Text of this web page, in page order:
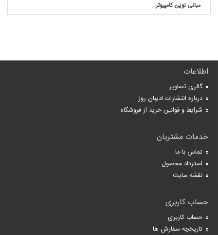
مبانی نوین کامپیوتر
اطلاعات
گالری تصاویر
درباره انتشارات ادیبان روز
شرایط و قوانین خرید از فروشگاه
خدمات مشتریان
تماس با ما
استرداد محصول
نقشه سایت
حساب کاربری
حساب کاربری
تاریخچه سفارش ها